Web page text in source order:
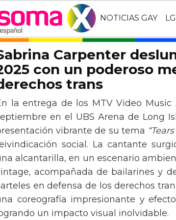
NOTICIAS GAY
Carpenter
con un poderoso
trans
la entrega de los MTV Video
en el UBS Arena de Long
vibrante de su tema
social. La cantante
alcantarilla, en un escenario
acompañada de bailarines y
en defensa de los derechos
coreografía impresionante y
un impacto visual inolvidable.